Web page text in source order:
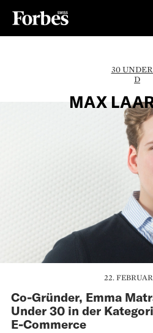
30
D
MAX
22.
Co-Gründer, Emma
Under 30 in der
E-Commerce